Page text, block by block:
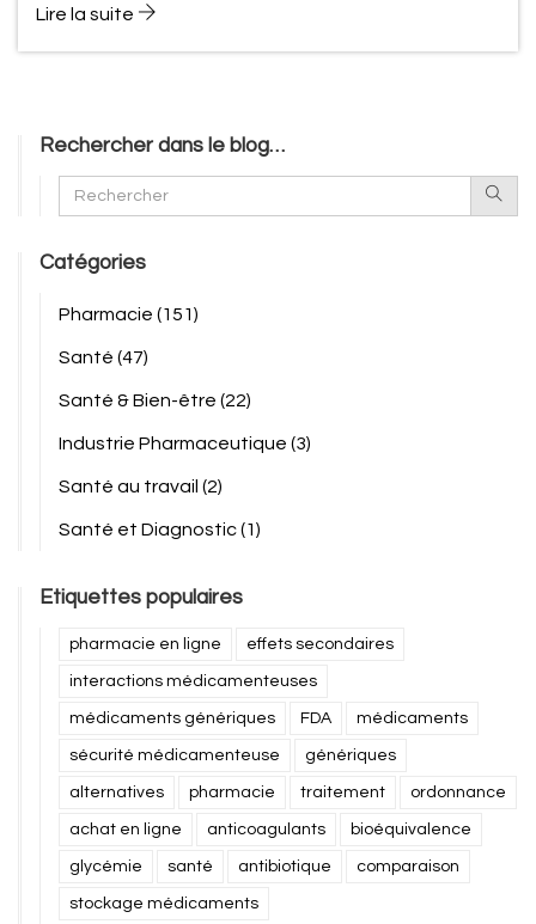
Lire la suite
Rechercher dans le blog…
Catégories
Pharmacie (151)
Santé (47)
Santé & Bien-être (22)
Industrie Pharmaceutique (3)
Santé au travail (2)
Santé et Diagnostic(1)
Etiquettes populaires
pharmacie en ligne effets secondaires
interactions médicamenteuses
médicaments génériques FDA médicaments
sécurité médicamenteuse génériques
alternatives pharmacie traitement ordonnance
achat en ligne anticoagulants bioéquivalence
glycémie santé antibiotique comparaison
stockage médicaments